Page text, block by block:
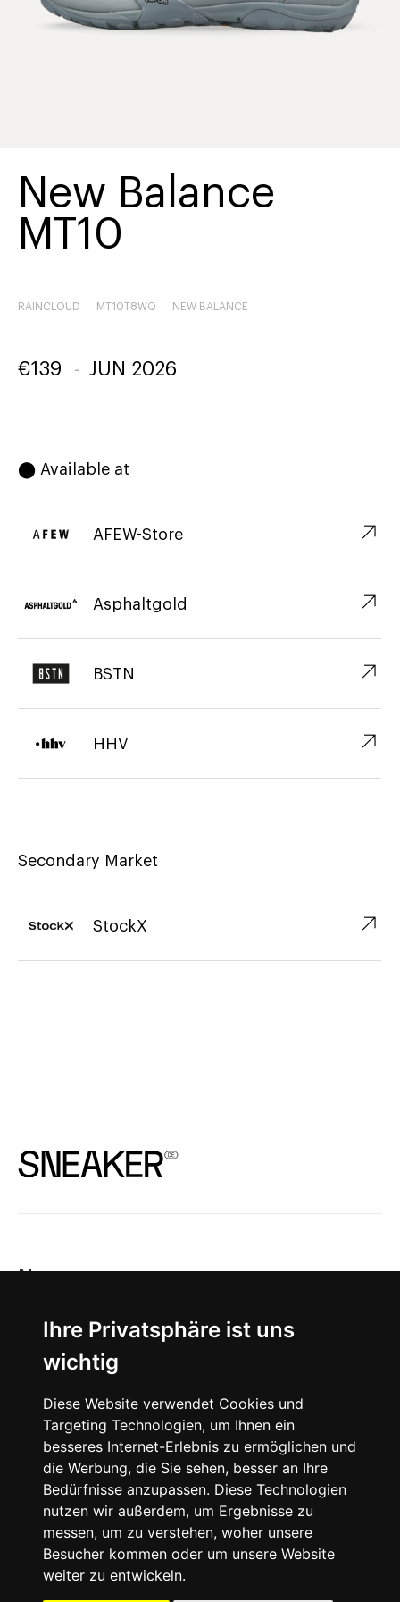
Ihre Privatsphäre ist uns
wichtig
Diese Website verwendet Cookies und
Targeting Technologien, um Ihnen ein
besseres Internet-Erlebnis zu ermöglichen und
die Werbung, die Sie sehen, besser an Ihre
Bedürfnisse anzupassen. Diese Technologien
nutzen wir außerdem, um Ergebnisse zu
messen, um zu verstehen, woher unsere
Besucher kommen oder um unsere Website
weiter zu entwickeln.
New Balance
MT10
RAINCLOUD MT10T8WQ NEW BALANCE
€139 - JUN 2026
⬤ Available at
AFEW-Store ↗︎
Asphaltgold ↗︎
BSTN ↗︎
HHV ↗︎
Secondary Market
StockX ↗︎
News
About
Instagram
Facebook
© 2024 SNEAKERᴰᴱ, All rights reserved.
Impressum Datenschutz